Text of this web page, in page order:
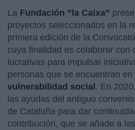
La Fundación ”la Caixa”
proyectos seleccionados en la
primera edición de la
cuya finalidad es colaborar con
lucrativas para impulsar
personas que se encuentran
vulnerabilidad social. En
las ayudas del antiguo
de Cataluña para dar
contribución, que se añade a